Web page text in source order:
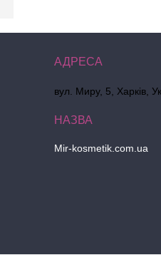
вул. Миру, 5, Харків,
Mir-kosmetik.com.ua